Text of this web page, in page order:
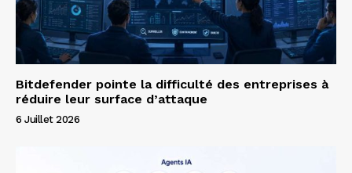
Bitdefender pointe la difficulté des entreprises à
réduire leur surface d’attaque
6 Juillet 2026